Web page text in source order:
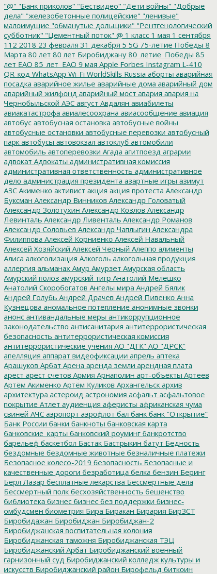
"@" "Банк приколов" "Бествидео" "Дети войны" "Добрые
дела" "железобетонные полицейские" "ленивые"
малоимущие "обманутые дольщики" "Рентгенологический
субботник" "Цементный поток" @ 1 класс 1 мая 1 сентября
112 2018 23 февраля 31 декабря 5 5G 75-летие Победы 8
Марта 80 лет 80 лет Биробиджану 80_летие_Победы 85
лет ЕАО 85_лет_ЕАО 9 мая Apple Forbes Instagram L-410
QR-код WhatsApp Wi-Fi WorldSkills Russia аборты аварийная
посадка аварийное жилье аварийные дома аварийный дом
аварийный жилфонд аварийный мост авария авария на
Чернобыльской АЭС август Авдалян авиабилеты
авиакатастрофа авиалесоохрана авиасообщение авиация
автобус автобусная остановка автобусные войны
автобусные остановки автобусные перевозки автобусный
парк автобусы автовокзал автоклуб автомобили
автомобиль автоперевозки Агада агитпоезд аграрии
адвокат Адвокаты административная комиссия
административная ответственность административное
дело администрация президента азартные игры азимут
АЗС Акименко активист акция акция протеста Александр
Буксман Александр Винников Александр Головатый
Александр Золотухин Александр Козлов Александр
Левинталь Александр Ливенталь Александр Романов
Александр Соловьев Александр Чаплыгин Александра
Филиппова Алексей Корниенко Алексей Навальный
Алексей Хозяйский Алексей Черный Алеппо алименты
Алиса алкоголизация Алкоголь алкогольная продукция
аллергия альманах Амур Амурзет Амурская область
Амурский полоз амурский тигр Анатолий Мелешко
Анатолий Скоробогатов Ангелы мира Андрей Бялик
Андрей Голубь Андрей Драчев Андрей Пивенко Анна
Кузнецова аномальное потепление анонимные звонки
анонс антивандальные меры антикоррупционное
законодательство антисанитария антитеррористическая
безопасность антитеррористическая комиссия
антитеррористические учения АО "ДГК" АО "ДРСК"
апелляция аппарат видеофиксации апрель аптека
Арашуков Арбат Арена аренда земли арендная плата
арест арест счетов Армия Арнаполин арт-объекты Артеев
Артём Акименко Артём Куликов Архангельск архив
архитектура астероид астрономия асфальт асфальтовое
покрытие Атлет аудиенция аферисты африканская чума
свиней АЧС аэропорт аэрофлот бал банк банк "Открытие"
Банк России банки банкноты банковская карта
банковские_карты банковский роуминг банкротство
барельеф баскетбол Бастак Бастрыкин батут Бедность
бездомные бездомные животные безналичные платежи
Безопасное колесо-2019 безопасность Безопасные и
качественные дороги безработица белка бензин Беринг
Берл Лазар бесплатные лекарства Бессмертные дела
Бессмертный полк бесхозяйственность бешенство
библиотека бизнес бизнес без поддержки бизнес-
омбудсмен биометрия Бира Биракан Бирария БирЗСТ
Биробидажан Биробиджан Биробиджан-2
Биробиджанская воспитательная колония
Биробиджанская таможня Биробиджанская ТЭЦ
Биробиджанский Арбат Биробиджанский военный
гарнизонный суд Биробиджанский колледж культуры и
искусств Биробиджанский район Бирофельд биткоин